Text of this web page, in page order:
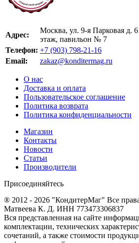
Адрес:
Москва, ул. 9-я Парковая д.
этаж, павильон № 7
Телефон: +7 (903) 798-21-16
Email:
zakaz@konditermag.ru
О нас
Доставка и оплата
Пользовательское соглашение
Политика возврата
Политика конфиденциальности
Магазин
Контакты
Новости
Статьи
Производители
Присоединяйтесь
® 2012 - 2026 "КондитерМаг" Все
Матвеева К. Д. ИНН 773473306837
Вся представленная на сайте
комплектации, технических
сочетаний, а также стоимости